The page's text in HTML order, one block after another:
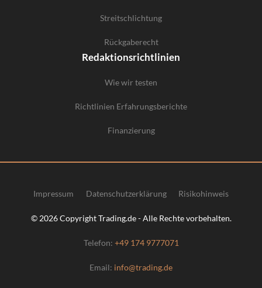
Streitschlichtung
Rückgaberecht
Redaktionsrichtlinien
Wie wir testen
Richtlinien Erfahrungsberichte
Finanzierung
© 2026 Copyright Trading.de - Alle Rechte vorbehalten.
Telefon: +49 174 9777071
Email: info@trading.de
Impressum Datenschutzerklärung Risikohinweis